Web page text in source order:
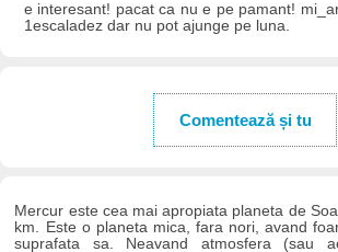
e interesant! pacat ca nu e pe pamant!
1escaladez dar nu pot ajunge pe luna.
Comentează și tu
Mercur este cea mai apropiata planeta de
km. Este o planeta mica, fara nori, avand
suprafata sa. Neavand atmosfera (sau